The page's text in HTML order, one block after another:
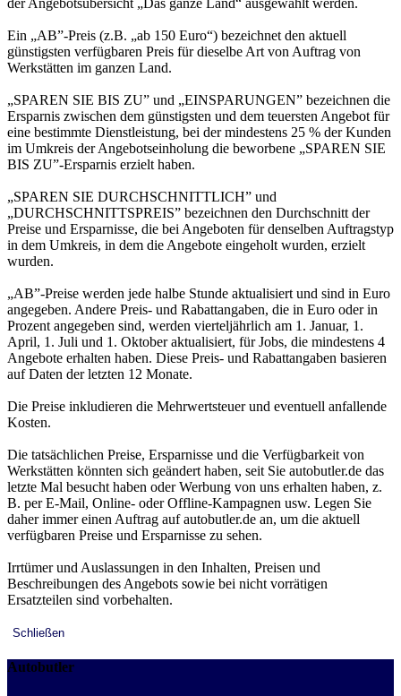
Ein „AB”-Preis (z.B. „ab 150 Euro“) bezeichnet den aktuell
günstigsten verfügbaren Preis für dieselbe Art von Auftrag von
Werkstätten im ganzen Land.
„SPAREN SIE BIS ZU” und „EINSPARUNGEN” bezeichnen die
Ersparnis zwischen dem günstigsten und dem teuersten Angebot für
eine bestimmte Dienstleistung, bei der mindestens 25 % der Kunden
im Umkreis der Angebotseinholung die beworbene „SPAREN SIE
BIS ZU”-Ersparnis erzielt haben.
„SPAREN SIE DURCHSCHNITTLICH” und
„DURCHSCHNITTSPREIS” bezeichnen den Durchschnitt der
Preise und Ersparnisse, die bei Angeboten für denselben Auftragstyp
in dem Umkreis, in dem die Angebote eingeholt wurden, erzielt
wurden.
„AB”-Preise werden jede halbe Stunde aktualisiert und sind in Euro
angegeben. Andere Preis- und Rabattangaben, die in Euro oder in
Prozent angegeben sind, werden vierteljährlich am 1. Januar, 1.
April, 1. Juli und 1. Oktober aktualisiert, für Jobs, die mindestens 4
Angebote erhalten haben. Diese Preis- und Rabattangaben basieren
auf Daten der letzten 12 Monate.
Die Preise inkludieren die Mehrwertsteuer und eventuell anfallende
Kosten.
Die tatsächlichen Preise, Ersparnisse und die Verfügbarkeit von
Werkstätten könnten sich geändert haben, seit Sie autobutler.de das
letzte Mal besucht haben oder Werbung von uns erhalten haben, z.
B. per E-Mail, Online- oder Offline-Kampagnen usw. Legen Sie
daher immer einen Auftrag auf autobutler.de an, um die aktuell
verfügbaren Preise und Ersparnisse zu sehen.
Irrtümer und Auslassungen in den Inhalten, Preisen und
Beschreibungen des Angebots sowie bei nicht vorrätigen
Ersatzteilen sind vorbehalten.
Schließen
Autobutler